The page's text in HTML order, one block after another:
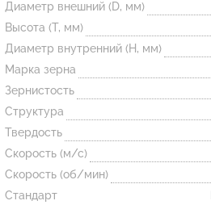
Огнеупорные
изделия
Скачать каталог
Тигель
Муфель
Черпак
Шербер
Диаметр внешний (D, мм)
Высота (T, мм)
Диаметр внутренний (H, мм)
Марка зерна
Зернистость
Структура
Твердость
Скорость (м/с)
Скорость (об/мин)
Стандарт